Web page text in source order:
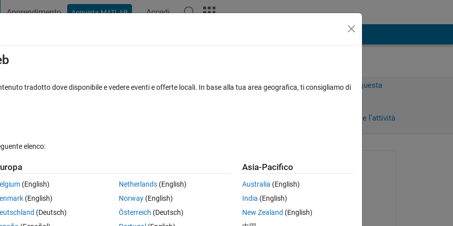
Apprendimento Acquista MATLAB Accedi
Accedi per rispondere a questa
Accedi per seguire l’attività
0 voti
to play video not image,I don't know how to do.
Richiesto:
il 19 Feb 2012
Modificato:
tradotto dove disponibile e vedere eventi e offerte locali. In base alla tua area geografica, ti consigliamo di
elenco:
(English)
(English)
(Deutsch)
Netherlands(English)
Norway(English)
Österreich (Deutsch)
Asia-Pacifico
Australia (English)
India (English)
New Zealand (English)